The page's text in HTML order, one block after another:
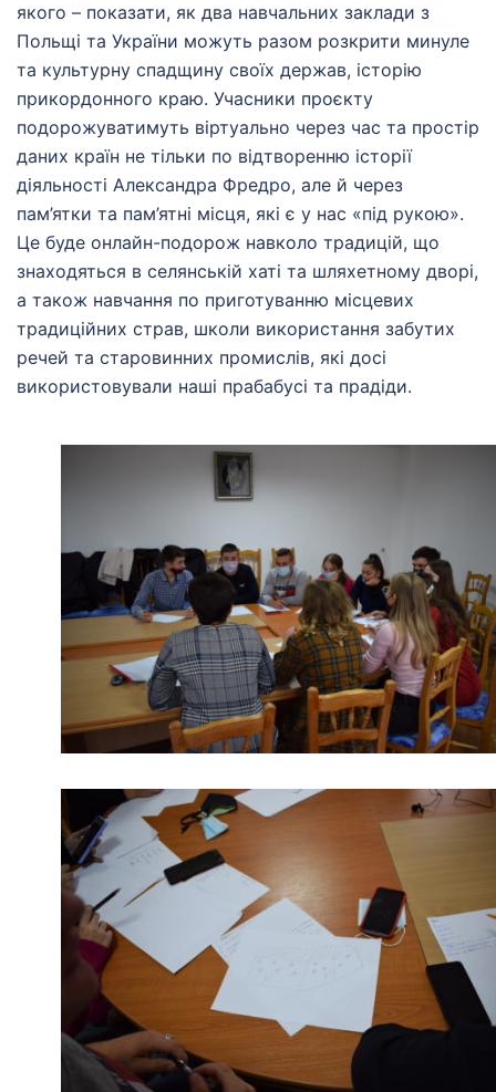
якого – показати, як два навчальних заклади з
Польщі та України можуть разом розкрити минуле
та культурну спадщину своїх держав, історію
прикордонного краю. Учасники проєкту
подорожуватимуть віртуально через час та простір
даних країн не тільки по відтворенню історії
діяльності Александра Фредро, але й через
пам’ятки та пам’ятні місця, які є у нас «під рукою».
Це буде онлайн-подорож навколо традицій, що
знаходяться в селянській хаті та шляхетному дворі,
а також навчання по приготуванню місцевих
традиційних страв, школи використання забутих
речей та старовинних промислів, які досі
використовували наші прабабусі та прадіди.